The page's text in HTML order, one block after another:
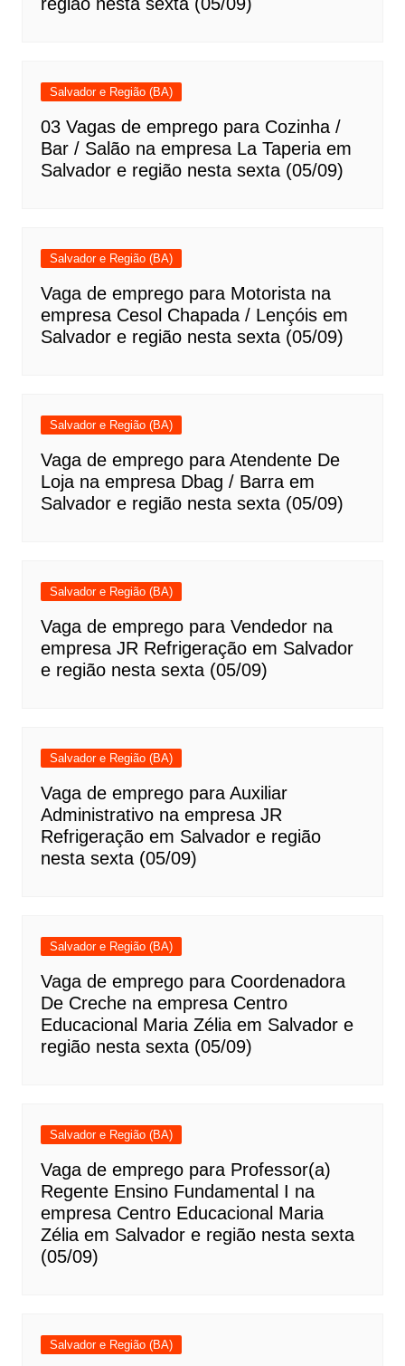
região nesta sexta (05/09)
Salvador e Região (BA)
03 Vagas de emprego para Cozinha /
Bar / Salão na empresa La Taperia em
Salvador e região nesta sexta (05/09)
Salvador e Região (BA)
Vaga de emprego para Motorista na
empresa Cesol Chapada / Lençóis em
Salvador e região nesta sexta (05/09)
Salvador e Região (BA)
Vaga de emprego para Atendente De
Loja na empresa Dbag / Barra em
Salvador e região nesta sexta (05/09)
Salvador e Região (BA)
Vaga de emprego para Vendedor na
empresa JR Refrigeração em Salvador
e região nesta sexta (05/09)
Salvador e Região (BA)
Vaga de emprego para Auxiliar
Administrativo na empresa JR
Refrigeração em Salvador e região
nesta sexta (05/09)
Salvador e Região (BA)
Vaga de emprego para Coordenadora
De Creche na empresa Centro
Educacional Maria Zélia em Salvador e
região nesta sexta (05/09)
Salvador e Região (BA)
Vaga de emprego para Professor(a)
Regente Ensino Fundamental I na
empresa Centro Educacional Maria
Zélia em Salvador e região nesta sexta
(05/09)
Salvador e Região (BA)